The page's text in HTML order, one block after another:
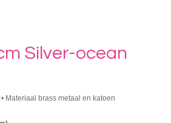
Silver-ocean
Materiaal brass metaal en katoen